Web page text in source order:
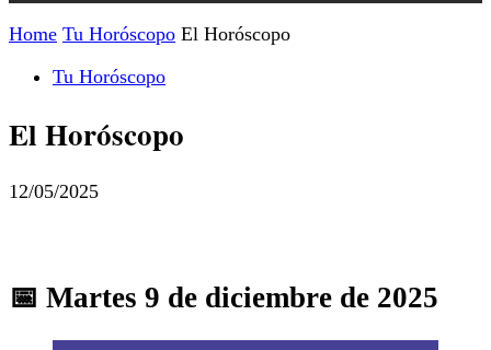
Home Tu Horóscopo El Horóscopo
Tu Horóscopo
El Horóscopo
12/05/2025
📅 Martes 9 de diciembre de 2025